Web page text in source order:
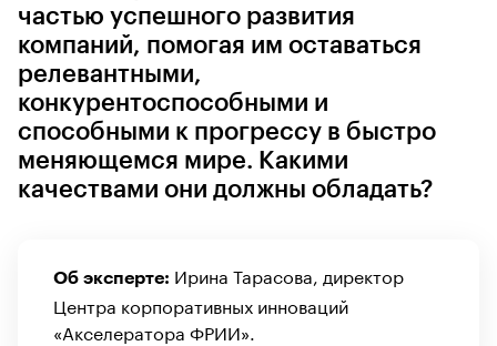
частью успешного развития
компаний, помогая им оставаться
релевантными,
конкурентоспособными и
способными к прогрессу в быстро
меняющемся мире. Какими
качествами они должны обладать?
Об эксперте: Ирина Тарасова, директор
Центра корпоративных инноваций
«Акселератора ФРИИ».